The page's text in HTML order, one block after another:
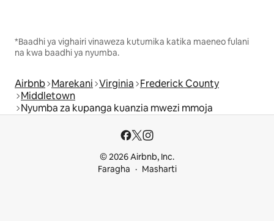
*Baadhi ya vighairi vinaweza kutumika katika maeneo fulani
na kwa baadhi ya nyumba.
Airbnb Marekani Virginia Frederick County
Middletown
Nyumba za kupanga kuanzia mwezi mmoja
© 2026 Airbnb, Inc.
Faragha
Masharti